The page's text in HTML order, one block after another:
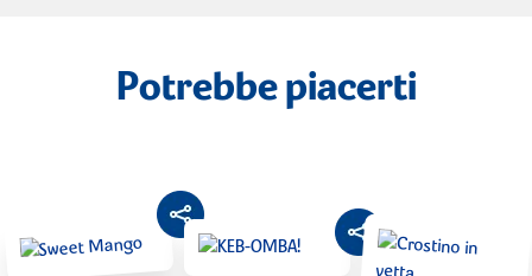
Potrebbe piacerti